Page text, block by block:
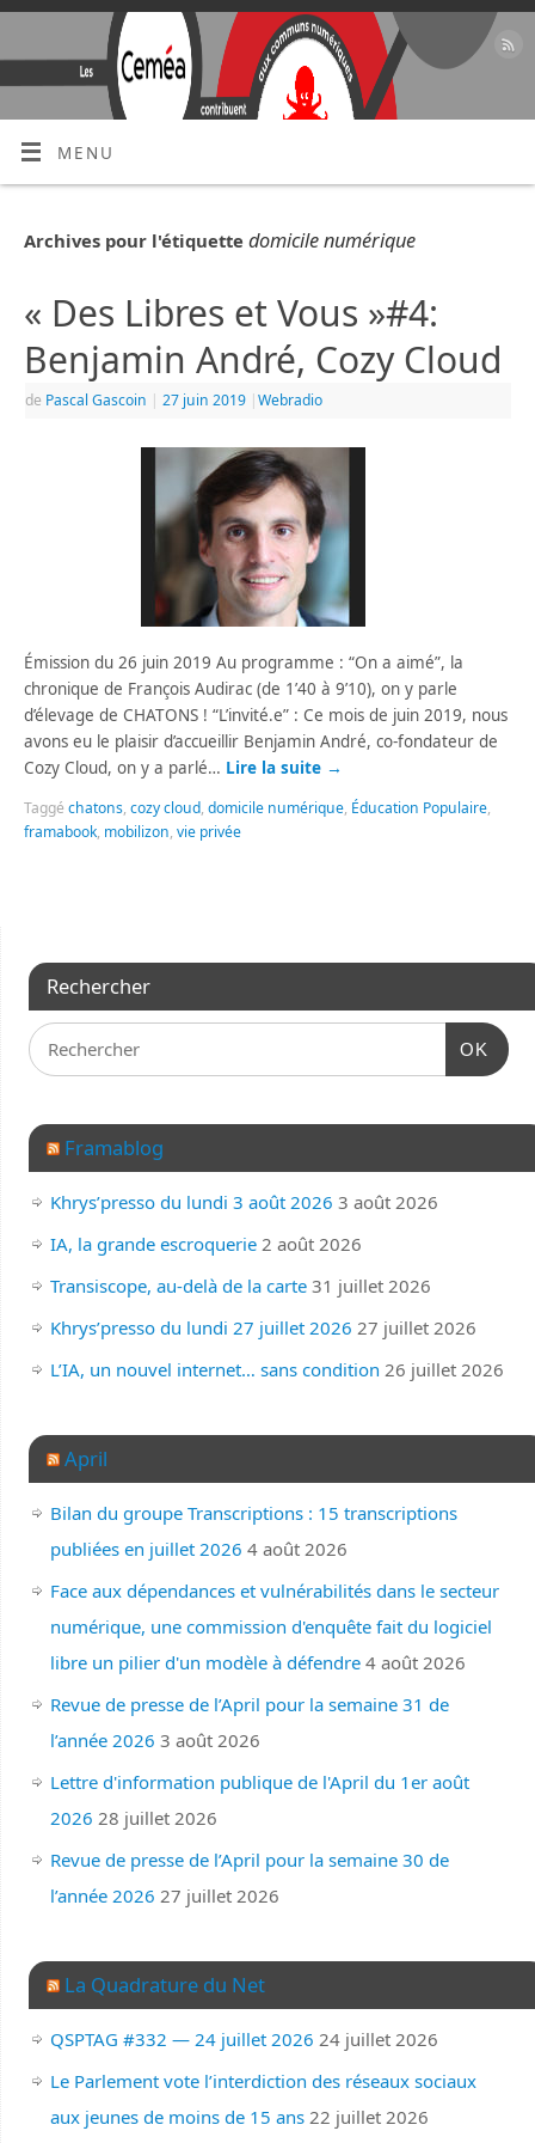
MENU
Archives pour l'étiquettedomicile numérique
« Des Libres et Vous »#4:
Benjamin André, Cozy Cloud
de Pascal Gascoin | 27 juin 2019 |Webradio
Émission du 26 juin 2019 Au programme : “On a aimé”, la
chronique de François Audirac (de 1’40 à 9’10), on y parle
d’élevage de CHATONS ! “L’invité.e” : Ce mois de juin 2019, nous
avons eu le plaisir d’accueillir Benjamin André, co-fondateur de
Cozy Cloud, on y a parlé… Lire la suite →
Taggéchatons,cozy cloud,domicile numérique, Éducation Populaire,
framabook, mobilizon,vie privée
Rechercher
OK
Framablog
Khrys’presso du lundi 3 août 2026 3 août 2026
IA, la grande escroquerie 2 août 2026
Transiscope, au-delà de la carte 31 juillet 2026
Khrys’presso du lundi 27 juillet 2026 27 juillet 2026
L’IA, un nouvel internet… sans condition 26 juillet 2026
April
Bilan du groupe Transcriptions : 15 transcriptions
publiées en juillet 2026 4 août 2026
Face aux dépendances et vulnérabilités dans le secteur
numérique, une commission d'enquête fait du logiciel
libre un pilier d'un modèle à défendre 4 août 2026
Revue de presse de l’April pour la semaine 31 de
l’année 2026 3 août 2026
Lettre d'information publique de l'April du 1er août
2026 28 juillet 2026
Revue de presse de l’April pour la semaine 30 de
l’année 2026 27 juillet 2026
La Quadrature du Net
QSPTAG #332 — 24 juillet 2026 24 juillet 2026
Le Parlement vote l’interdiction des réseaux sociaux
aux jeunes de moins de 15 ans 22 juillet 2026